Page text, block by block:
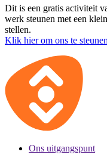
Dit is een gratis activiteit
werk steunen met een
stellen.
Klik hier om ons te
Ons uitgangspunt